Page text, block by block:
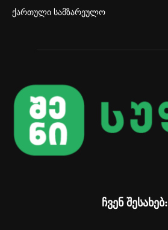
ქართული სამზარეულო
ჩვენ შესახებ: